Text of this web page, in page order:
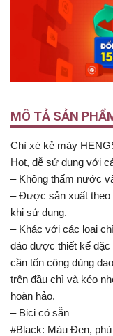
MÔ TẢ SẢN
Chì xé kẻ mày
Hot, dễ sử dụng với
– Không thấm nước
– Được sản xuất theo
khi sử dụng.
– Khác với các loại
đáo được thiết kế đặc
cần tốn công dùng
trên đầu chì và kéo
hoàn hảo.
– Bici có sẵn
#Black: Màu Đen,